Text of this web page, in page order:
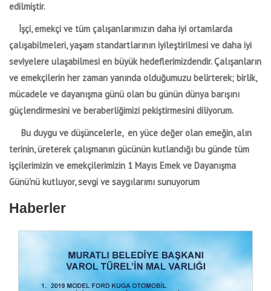
edilmiştir.
İşçi, emekçi ve tüm çalışanlarımızın daha iyi ortamlarda
çalışabilmeleri, yaşam standartlarının iyileştirilmesi ve daha iyi
seviyelere ulaşabilmesi en büyük hedeflerimizdendir. Çalışanların
ve emekçilerin her zaman yanında olduğumuzu belirterek; birlik,
mücadele ve dayanışma günü olan bu günün dünya barışını
güçlendirmesini ve beraberliğimizi pekiştirmesini diliyorum.
Bu duygu ve düşüncelerle, en yüce değer olan emeğin, alın
terinin, üreterek çalışmanın gücünün kutlandığı bu günde tüm
işçilerimizin ve emekçilerimizin 1 Mayıs Emek ve Dayanışma
Günü'nü kutluyor, sevgi ve saygılarımı sunuyorum
Haberler